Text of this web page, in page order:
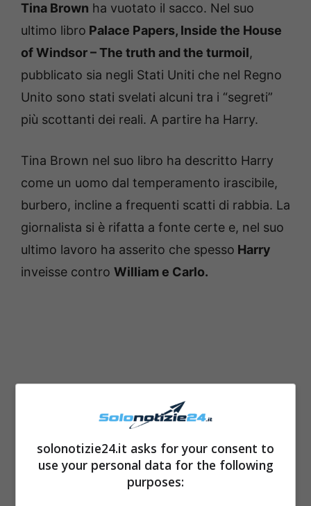
Tina Brown ha vuotato il sacco. Nel suo
ultimo libro Palace Papers, Inside the House
of Windsor – The truth and the turmoil,
pubblicato sia negli Stati Uniti che nel Regno
Unito sono stati svelati alcuni tra i “segreti”
più scottanti dei reali. A partire ha Harry.
Tina Brown nel suo libro ha descritto Harry
come un uomo dal temperamento irascibile,
burbero, incline a frequenti scatti di rabbia. La
giornalista si è rifatta a fonte certe e, nel suo
ultimo lavoro ha asserito che spesso Harry
inveisse contro William e Carlo.
solonotizie24.it asks for your consent to
use your personal data for the following
purposes: